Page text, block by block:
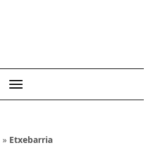
Cambiar modo de navegación
» Etxebarria